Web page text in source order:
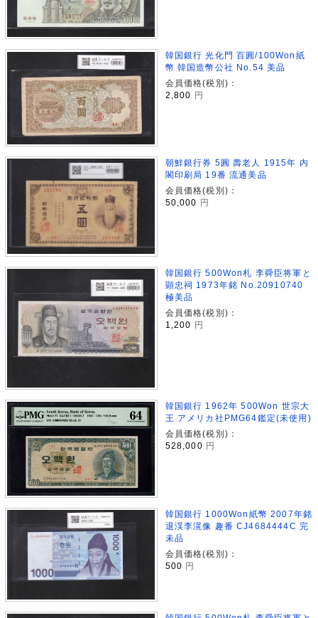
韓国銀行 光化門 百圓/100Won紙
幣 韓国造幣公社 No.54 美品
会員価格(税別)：
2,800
円
朝鮮銀行券 5圓 壽老人 1915年 内
閣印刷局 19番 流通美品
会員価格(税別)：
50,000 円
韓国銀行 500Won札 李舜臣将軍と
顕忠祠 1973年銘 No.20910740
極美品
会員価格(税別)：
1,200 円
韓国銀行 1962年 500Won 世宗大
王 アメリカ社PMG64鑑定(未使用)
会員価格(税別)：
528,000 円
韓国銀行 1000Won紙幣 2007年銘
退渓李滉像 趣番 CJ4684444C 完
未品
会員価格(税別)：
500 円